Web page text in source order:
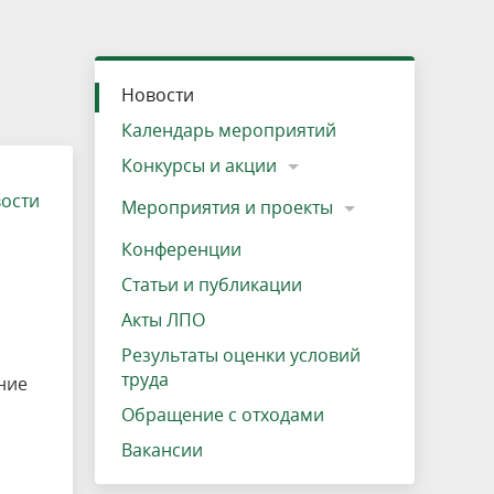
Озеро Плещеево
Вакансии
Экологические тропы и туристские
маршруты
Прокат велосипедов
Адрес, телефон, схема проезда
Результаты оценки условий труда
Интерактивная карта
Кадастр объектов животного мира, не
отнесенных к объектам охоты
Новости
Календарь мероприятий
Конкурсы и акции
Мероприятия и проекты
Конференции
Статьи и публикации
Акты ЛПО
Результаты оценки условий
труда
Обращение с отходами
Вакансии